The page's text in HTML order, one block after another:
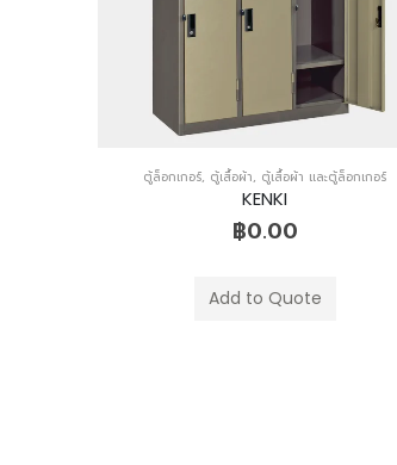
ตู้ล็อกเกอร์, ตู้เสื้อผ้า, ตู้เสื้อผ้า และตู้ล็อกเกอร์
ELEGANT
10,370.00
Add to Quote